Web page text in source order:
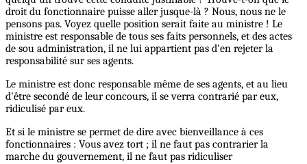
droit du fonctionnaire puisse aller jusque-là ? Nous, nous ne le
pensons pas. Voyez quelle position serait faite au ministre ! Le
ministre est responsable de tous ses faits personnels, et des actes
de sou administration, il ne lui appartient pas d'en rejeter la
responsabilité sur ses agents.
Le ministre est donc responsable même de ses agents, et au lieu
d'être secondé de leur concours, il se verra contrarié par eux,
ridiculisé par eux.
Et si le ministre se permet de dire avec bienveillance à ces
fonctionnaires : Vous avez tort ; il ne faut pas contrarier la
marche du gouvernement, il ne faut pas ridiculiser